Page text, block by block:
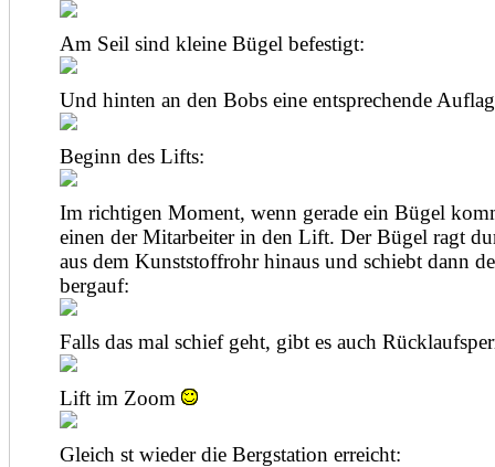
Am Seil sind kleine Bügel befestigt:
Und hinten an den Bobs eine entsprechende
Beginn des Lifts:
Im richtigen Moment, wenn gerade ein Bügel
einen der Mitarbeiter in den Lift. Der Bügel ragt
aus dem Kunststoffrohr hinaus und schiebt dann
bergauf:
Falls das mal schief geht, gibt es auch
Lift im Zoom
Gleich st wieder die Bergstation erreicht: